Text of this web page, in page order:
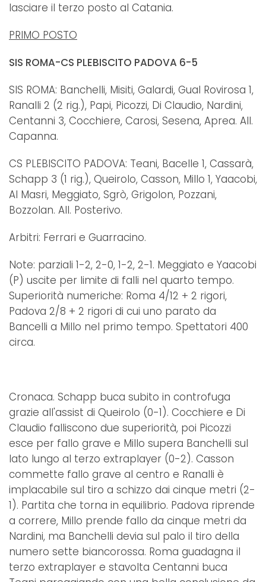
lasciare il terzo posto al Catania.
PRIMO POSTO
SIS ROMA-CS PLEBISCITO PADOVA 6-5
SIS ROMA: Banchelli, Misiti, Galardi, Gual Rovirosa 1,
Ranalli 2 (2 rig.), Papi, Picozzi, Di Claudio, Nardini,
Centanni 3, Cocchiere, Carosi, Sesena, Aprea. All.
Capanna.
CS PLEBISCITO PADOVA: Teani, Bacelle 1, Cassarà,
Schapp 3 (1 rig.), Queirolo, Casson, Millo 1, Yaacobi,
Al Masri, Meggiato, Sgrò, Grigolon, Pozzani,
Bozzolan. All. Posterivo.
Arbitri: Ferrari e Guarracino.
Note: parziali 1-2, 2-0, 1-2, 2-1. Meggiato e Yaacobi
(P) uscite per limite di falli nel quarto tempo.
Superiorità numeriche: Roma 4/12 + 2 rigori,
Padova 2/8 + 2 rigori di cui uno parato da
Bancelli a Millo nel primo tempo. Spettatori 400
circa.
Cronaca. Schapp buca subito in controfuga
grazie all'assist di Queirolo (0-1). Cocchiere e Di
Claudio falliscono due superiorità, poi Picozzi
esce per fallo grave e Millo supera Banchelli sul
lato lungo al terzo extraplayer (0-2). Casson
commette fallo grave al centro e Ranalli è
implacabile sul tiro a schizzo dai cinque metri (2-
1). Partita che torna in equilibrio. Padova riprende
a correre, Millo prende fallo da cinque metri da
Nardini, ma Banchelli devia sul palo il tiro della
numero sette biancorossa. Roma guadagna il
terzo extraplayer e stavolta Centanni buca